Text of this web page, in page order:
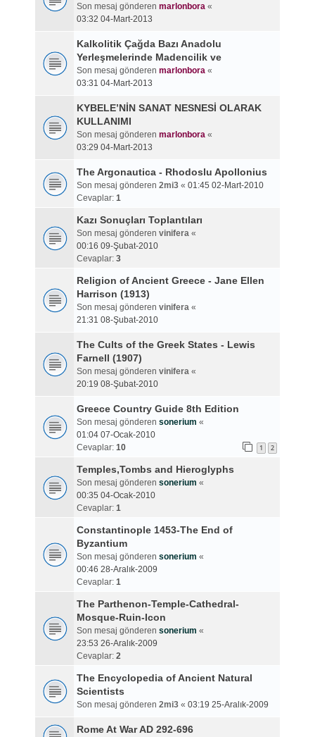
Son mesaj gönderen marlonbora«
03:32 04-Mart-2013
Kalkolitik Çağda Bazı Anadolu
Yerleşmelerinde Madencilik ve
Son mesaj gönderen marlonbora«
03:31 04-Mart-2013
KYBELE’NİN SANAT NESNESİ OLARAK
KULLANIMI
Son mesaj gönderen marlonbora«
03:29 04-Mart-2013
The Argonautica - Rhodoslu Apollonius
Son mesaj gönderen 2mi3« 01:45 02-Mart-2010
Cevaplar: 1
Kazı Sonuçları Toplantıları
Son mesaj gönderen vinifera«
00:16 09-Şubat-2010
Cevaplar: 3
Religion of Ancient Greece - Jane Ellen
Harrison (1913)
Son mesaj gönderen vinifera«
21:31 08-Şubat-2010
The Cults of the Greek States - Lewis
Farnell (1907)
Son mesaj gönderen vinifera«
20:19 08-Şubat-2010
Greece Country Guide 8th Edition
Son mesaj gönderen sonerium «
01:04 07-Ocak-2010
Cevaplar: 10 1 2
Temples,Tombs and Hieroglyphs
Son mesaj gönderen sonerium «
00:35 04-Ocak-2010
Cevaplar: 1
Constantinople 1453-The End of
Byzantium
Son mesaj gönderen sonerium «
00:46 28-Aralık-2009
Cevaplar: 1
The Parthenon-Temple-Cathedral-
Mosque-Ruin-Icon
Son mesaj gönderen sonerium «
23:53 26-Aralık-2009
Cevaplar: 2
The Encyclopedia of Ancient Natural
Scientists
Son mesaj gönderen 2mi3« 03:19 25-Aralık-2009
Rome At War AD 292-696